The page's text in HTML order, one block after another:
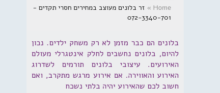
Home
» זר בלונים מעוצב במחירים חסרי תקדים -
072-3340-701
בלונים הם כבר מזמן לא רק משחק ילדים. נכון
להיום, בלונים נחשבים לחלק אינטגרלי מעולם
האירועים. עיצובי בלונים תורמים לשדרוג
האירוע והאווירה. אם אירוע מרגש מתקרב, ואם
חשוב לכם שהאירוע יהיה בלתי נשכח